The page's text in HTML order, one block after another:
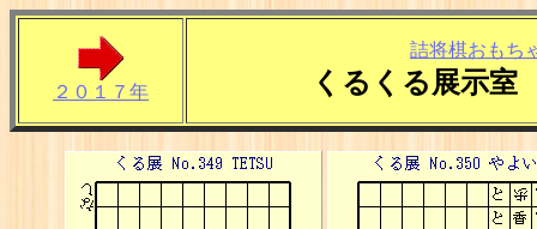
２０１７年
詰将棋おもち
くるくる展示